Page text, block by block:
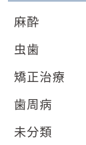
麻酔
虫歯
矯正治療
歯周病
未分類